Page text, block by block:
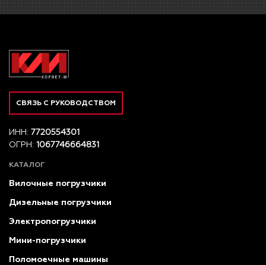
СВЯЗЬ С РУКОВОДСТВОМ
ИНН: 7720554301
ОГРН: 1067746664831
КАТАЛОГ
Вилочные погрузчики
Дизельные погрузчики
Электропогрузчики
Мини-погрузчики
Поломоечные машины